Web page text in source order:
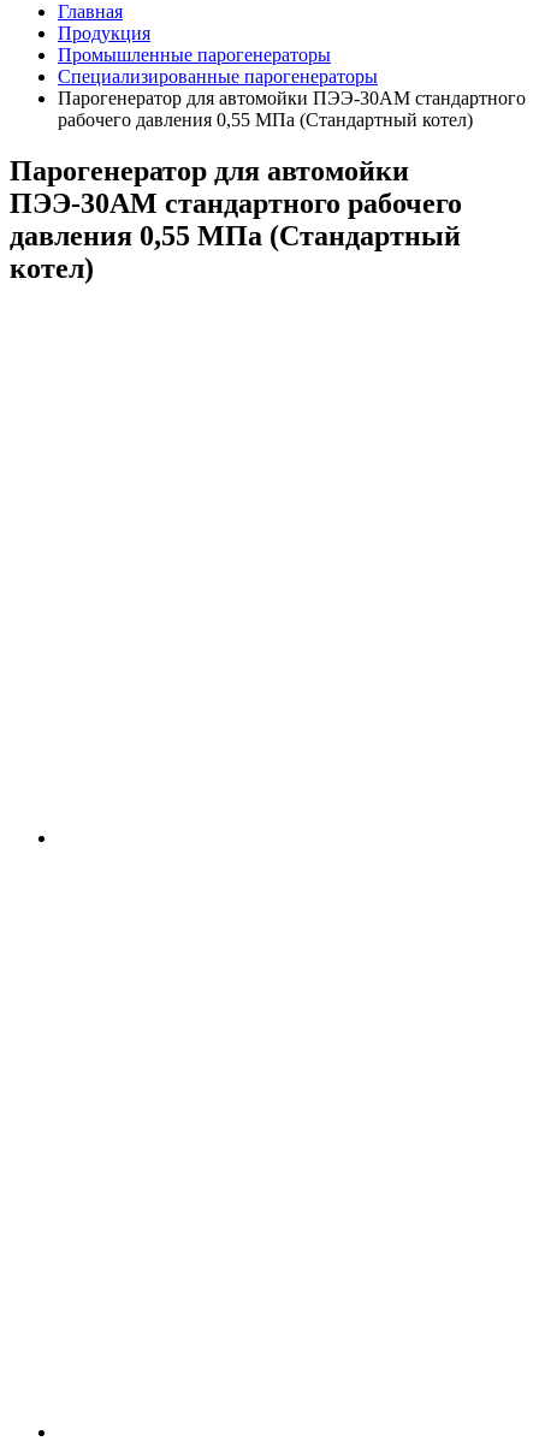
Главная
Продукция
Промышленные парогенераторы
Специализированные парогенераторы
Парогенератор для автомойки ПЭЭ-30АМ стандартного
рабочего давления 0,55 МПа (Стандартный котел)
Парогенератор для автомойки
ПЭЭ-30АМ стандартного рабочего
давления 0,55 МПа (Стандартный
котел)